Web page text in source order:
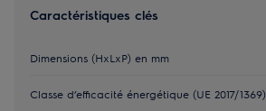
Caractéristiques clés
Dimensions (HxLxP) en mm
Classe d’efficacité énergétique (UE 2017/1369)